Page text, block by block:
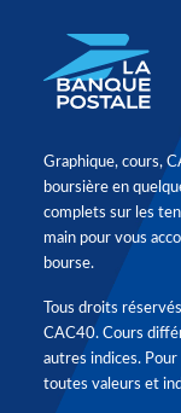
Graphique, cours,
boursière en
complets sur les
main pour vous
bourse.
Tous droits
CAC40. Cours
autres indices.
toutes valeurs et